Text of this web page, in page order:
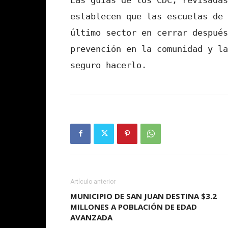
establecen que las escuelas
último sector en cerrar
prevención en la comunidad y
seguro hacerlo.
Artículo anterior
MUNICIPIO DE SAN JUAN DESTINA $3.2
MILLONES A POBLACIÓN DE EDAD
AVANZADA